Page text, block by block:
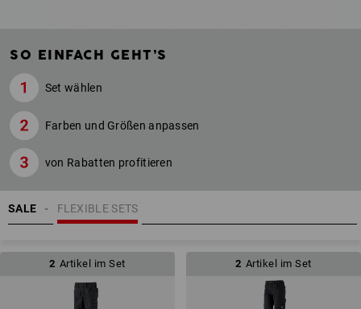
SO EINFACH GEHT’S
Set wählen
Farben und Größen anpassen
von Rabatten profitieren
SALE FLEXIBLE SETS
2 Artikel im Set 2 Artikel im Set